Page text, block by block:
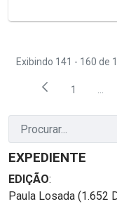
Exibindo 141 - 160 de
Página
1 ...
EXPEDIENTE
EDIÇÃO:
Paula Losada (1.652